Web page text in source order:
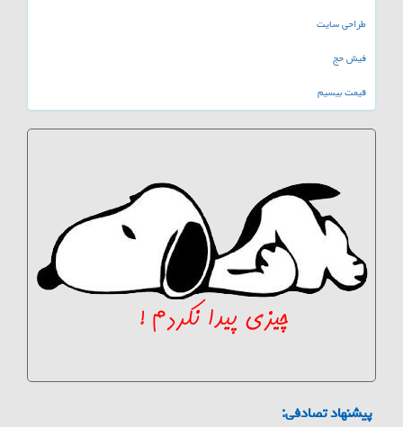
طراحی سایت
فیش حج
قیمت بیسیم
پیشنهاد تصادفی: